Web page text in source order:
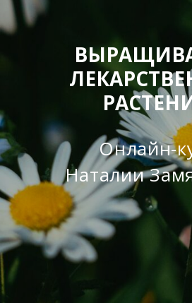
Онлайн-
Наталии